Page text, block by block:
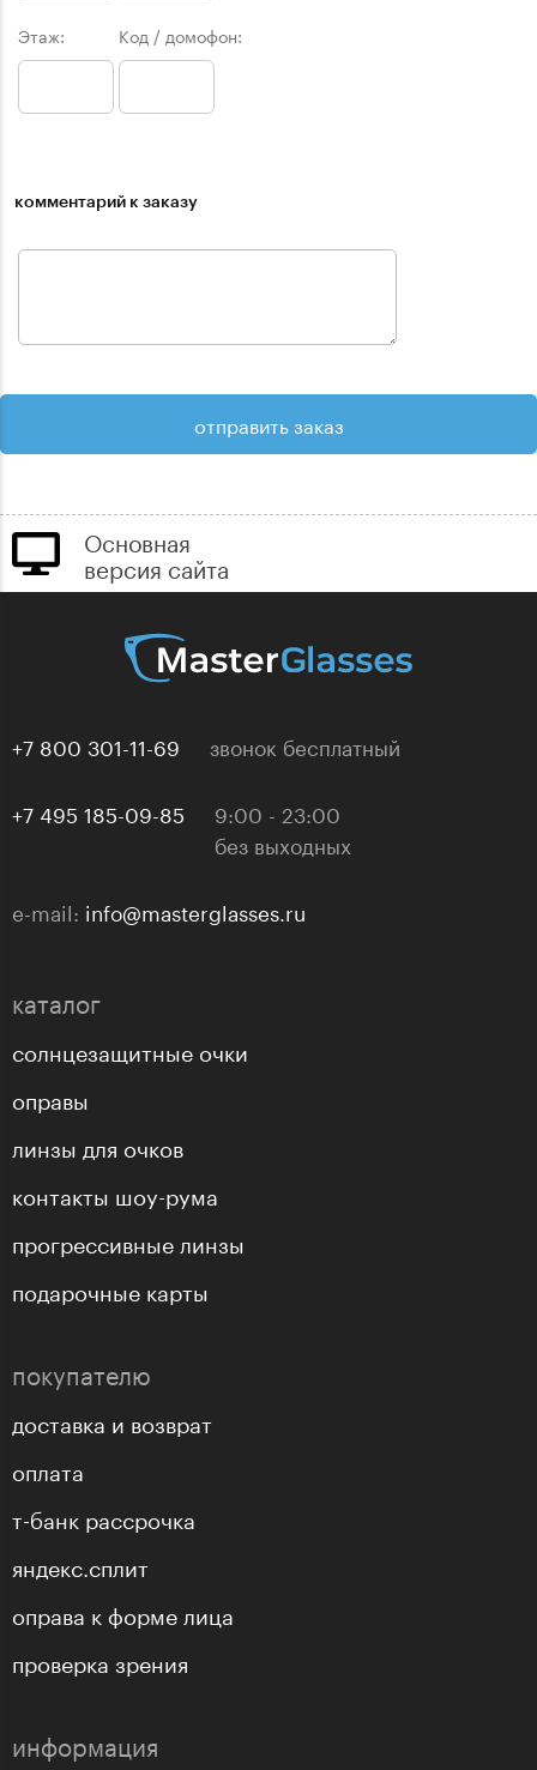
Этаж: Код / домофон:
комментарий к заказу
Основная
версия сайта
+7 800 301-11-69 звонок бесплатный
+7 495 185-09-85
9:00 - 23:00
без выходных
e-mail: info@masterglasses.ru
каталог
солнцезащитные очки
оправы
линзы для очков
контакты шоу-рума
прогрессивные линзы
подарочные карты
покупателю
доставка и возврат
оплата
т-банк рассрочка
яндекс.сплит
оправа к форме лица
проверка зрения
информация